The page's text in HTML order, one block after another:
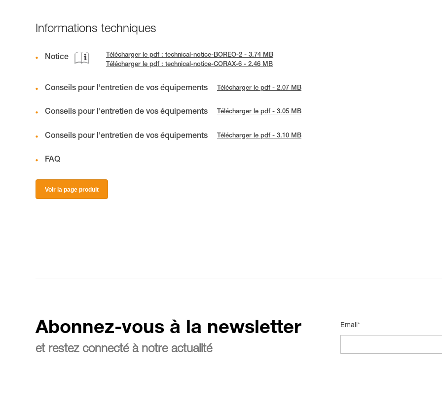
Informations techniques
Notice
Télécharger le pdf : technical-notice-BOREO-2 - 3.74 MB
Télécharger le pdf : technical-notice-CORAX-6 - 2.46 MB
Conseils pour l'entretien de vos équipements Télécharger le pdf - 2.07 MB
Conseils pour l'entretien de vos équipements Télécharger le pdf - 3.05 MB
Conseils pour l'entretien de vos équipements Télécharger le pdf - 3.10 MB
FAQ
Voir la page produit
Abonnez-vous à la newsletter
et restez connecté à notre actualité
Email*